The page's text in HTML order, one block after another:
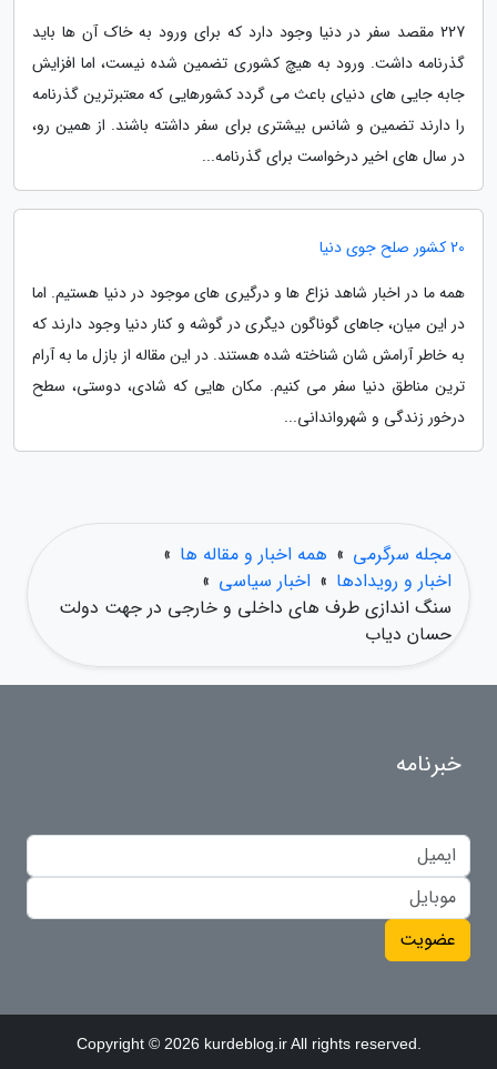
227 مقصد سفر در دنیا وجود دارد که برای ورود به خاک آن ها باید
گذرنامه داشت. ورود به هیچ کشوری تضمین شده نیست، اما افزایش
جابه جایی های دنیای باعث می گردد کشورهایی که معتبرترین گذرنامه
را دارند تضمین و شانس بیشتری برای سفر داشته باشند. از همین رو،
در سال های اخیر درخواست برای گذرنامه...
20 کشور صلح جوی دنیا
همه ما در اخبار شاهد نزاع ها و درگیری های موجود در دنیا هستیم. اما
در این میان، جاهای گوناگون دیگری در گوشه و کنار دنیا وجود دارند که
به خاطر آرامش شان شناخته شده هستند. در این مقاله از بازل ما به آرام
ترین مناطق دنیا سفر می کنیم. مکان هایی که شادی، دوستی، سطح
درخور زندگی و شهرواندانی...
مجله سرگرمی » همه اخبار و مقاله ها »
اخبار و رویدادها » اخبار سیاسی »
سنگ اندازی طرف های داخلی و خارجی در جهت دولت
حسان دیاب
خبرنامه
عضویت
Copyright © 2026 kurdeblog.ir All rights reserved.